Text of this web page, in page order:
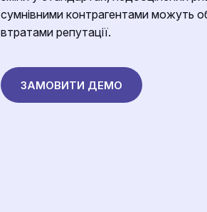
сумнівними контрагентами можуть
втратами репутації.
ЗАМОВИТИ ДЕМО